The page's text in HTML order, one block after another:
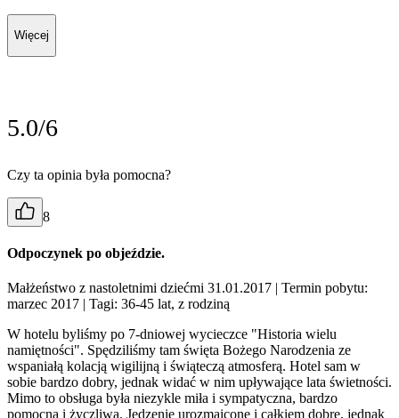
Więcej
5.0/6
Czy ta opinia była pomocna?
8
Odpoczynek po objeździe.
Małżeństwo z nastoletnimi dziećmi 31.01.2017 | Termin pobytu:
marzec 2017 | Tagi: 36-45 lat, z rodziną
W hotelu byliśmy po 7-dniowej wycieczce "Historia wielu
namiętności". Spędziliśmy tam święta Bożego Narodzenia ze
wspaniałą kolacją wigilijną i świąteczą atmosferą. Hotel sam w
sobie bardzo dobry, jednak widać w nim upływające lata świetności.
Mimo to obsługa była niezykle miła i sympatyczna, bardzo
pomocna i życzliwa. Jedzenie urozmaicone i całkiem dobre, jednak